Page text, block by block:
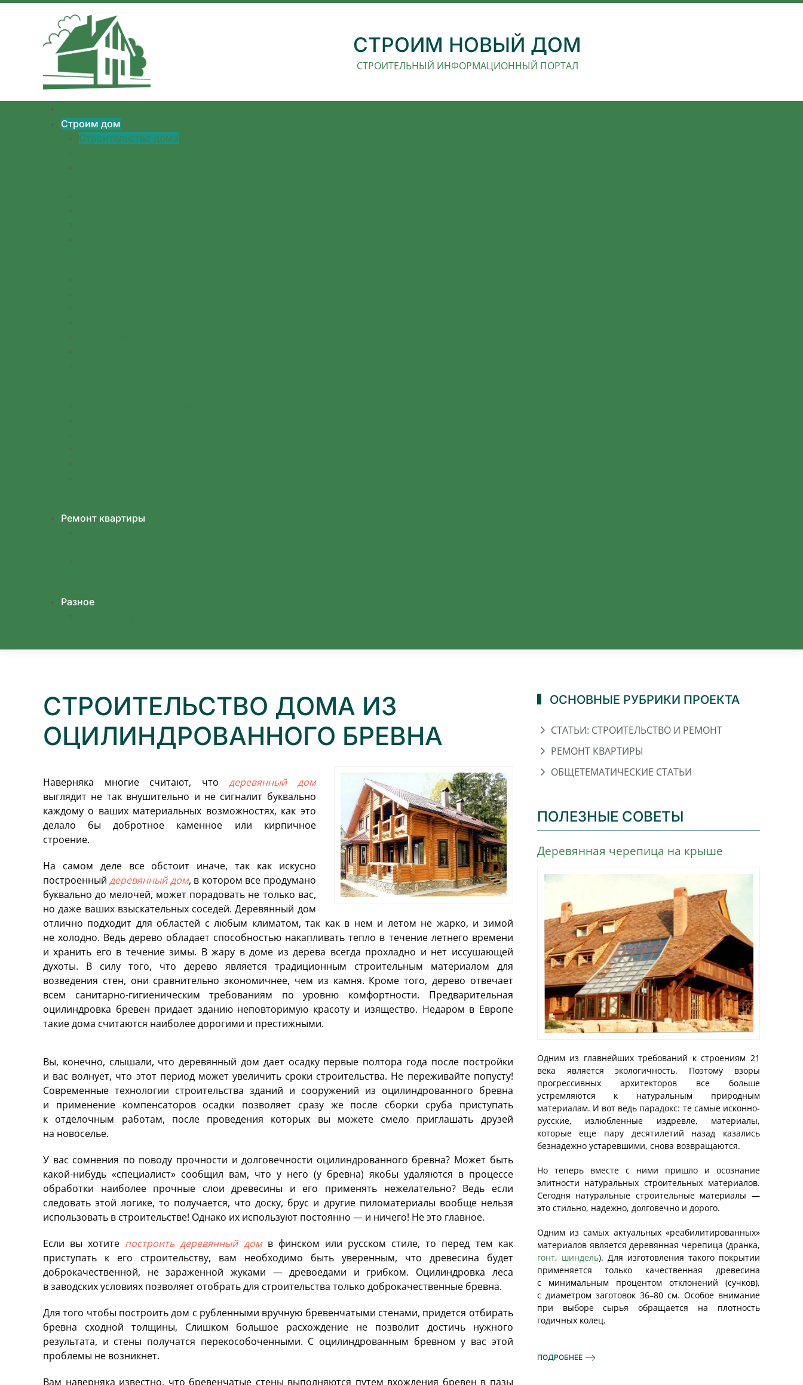
Перейти к содержимому СТРОИМ НОВЫЙ ДОМ
СТРОИТЕЛЬНЫЙ ИНФОРМАЦИОННЫЙ ПОРТАЛ
Строим дом
Строительство дома
Ремонт квартиры
Разное
CТРОИТЕЛЬСТВО ДОМА ИЗ
ОЦИЛИНДРОВАННОГО БРЕВНА
Наверняка многие считают, чтодеревянный дом
выглядит не так внушительно и не сигналит буквально
каждому о ваших материальных возможностях, как это
делало бы добротное каменное или кирпичное
строение.
На самом деле все обстоит иначе, так как искусно
построенныйдеревянный дом, в котором все продумано
буквально до мелочей, может порадовать не только вас,
но даже ваших взыскательных соседей. Деревянный дом
отлично подходит для областей с любым климатом, так как в нем и летом не жарко, и зимой
не холодно. Ведь дерево обладает способностью накапливать тепло в течение летнего времени
и хранить его в течение зимы. В жару в доме из дерева всегда прохладно и нет иссушающей
духоты. В силу того, что дерево является традиционным строительным материалом для
возведения стен, они сравнительно экономичнее, чем из камня. Кроме того, дерево отвечает
всем санитарно-гигиеническим требованиям по уровню комфортности. Предварительная
оцилиндровка бревен придает зданию неповторимую красоту и изящество. Недаром в Европе
такие дома считаются наиболее дорогими и престижными.
Вы, конечно, слышали, что деревянный дом дает осадку первые полтора года после постройки
и вас волнует, что этот период может увеличить сроки строительства. Не переживайте попусту!
Современные технологии строительства зданий и сооружений из оцилиндрованного бревна
и применение компенсаторов осадки позволяет сразу же после сборки сруба приступать
к отделочным работам, после проведения которых вы можете смело приглашать друзей
на новоселье.
У вас сомнения по поводу прочности и долговечности оцилиндрованного бревна? Может быть
какой-нибудь «специалист» сообщил вам, что у него (у бревна) якобы удаляются в процессе
обработки наиболее прочные слои древесины и его применять нежелательно? Ведь если
следовать этой логике, то получается, что доску, брус и другие пиломатериалы вообще нельзя
использовать в строительстве! Однако их используют постоянно — и ничего! Не это главное.
Если вы хотите построить деревянный домв финском или русском стиле, то перед тем как
приступать к его строительству, вам необходимо быть уверенным, что древесина будет
доброкачественной, не зараженной жуками — древоедами и грибком. Оцилиндровка леса
в заводских условиях позволяет отобрать для строительства только доброкачественные бревна.
Для того чтобы построить дом с рубленными вручную бревенчатыми стенами, придется отбирать
бревна сходной толщины, Слишком большое расхождение не позволит достичь нужного
результата, и стены получатся перекособоченными. С оцилиндрованным бревном у вас этой
проблемы не возникнет.
Вам наверняка известно, что бревенчатые стены выполняются путем вхождения бревен в пазы
ОСНОВНЫЕ РУБРИКИ ПРОЕКТА
СТАТЬИ: СТРОИТЕЛЬСТВО И РЕМОНТ
РЕМОНТ КВАРТИРЫ
ОБЩЕТЕМАТИЧЕСКИЕ СТАТЬИ
ПОЛЕЗНЫЕ СОВЕТЫ
Деревянная черепица на крыше
Одним из главнейших требований к строениям 21
века является экологичность. Поэтому взоры
прогрессивных архитекторов все больше
устремляются к натуральным природным
материалам. И вот ведь парадокс: те самые исконно-
русские, излюбленные издревле, материалы,
которые еще пару десятилетий назад казались
безнадежно устаревшими, снова возвращаются.
Но теперь вместе с ними пришло и осознание
элитности натуральных строительных материалов.
Сегодня натуральные строительные материалы —
это стильно, надежно, долговечно и дорого.
Одним из самых актуальных «реабилитированных»
материалов является деревянная черепица (дранка,
гонт, шиндель). Для изготовления такого покрытии
применяется только качественная древесина
с минимальным процентом отклонений (сучков),
с диаметром заготовок 36–80 см. Особое внимание
при выборе сырья обращается на плотность
годичных колец.
ПОДРОБНЕЕ